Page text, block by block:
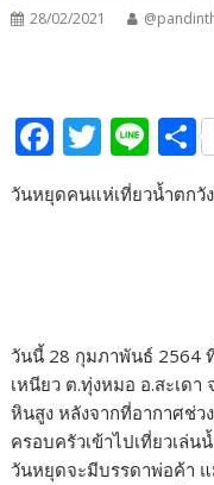
28/02/2021
F
e
k
T
w
itt
Li
n
e
วันหยุดคนแห่เที่ยวน้ำตกวั
วันนี้ 28 กุมภาพันธ์ 2564
เหนียว ต.ทุ่งหมอ อ.สะเด
หินสูง หลังจากที่อากาศช่
ครอบครัวเข้าไปเที่ยวเล่
วันหยุดจะมีบรรดาพ่อค้า